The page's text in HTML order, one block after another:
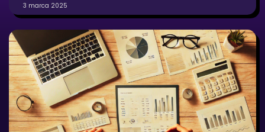
3 marca 2025